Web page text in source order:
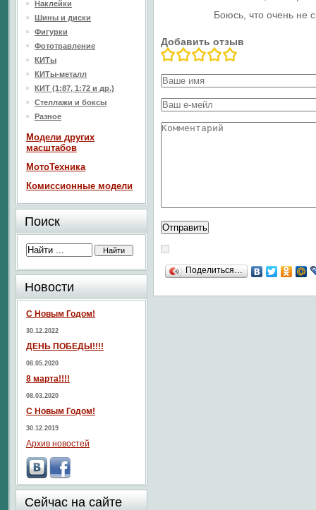
Боюсь, что очень не
Добавить отзыв
Поделиться…
Наклейки
Шины и диски
Фигурки
Фототравление
КИТы
КИТы-металл
КИТ (1:87, 1:72 и др.)
Стеллажи и боксы
Разное
Модели других
масштабов
МотоТехника
Комиссионные модели
Поиск
Новости
С Новым Годом!
30.12.2022
ДЕНЬ ПОБЕДЫ!!!!
08.05.2020
8 марта!!!!
08.03.2020
С Новым Годом!
30.12.2019
Архив новостей
Сейчас на сайте